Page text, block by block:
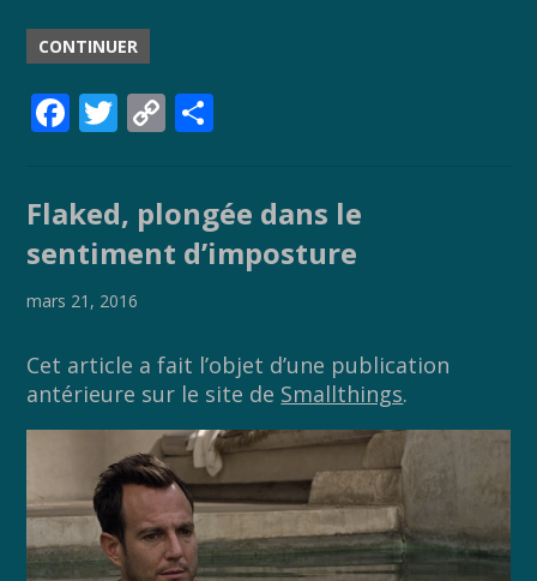
CONTINUER
F
e
b
o
o
T
itt
er
C
y
Li
ta
g
er
Flaked, plongée dans le
sentiment d’imposture
mars 21, 2016
Cet article a fait l’objet d’une publication
antérieure sur le site de Smallthings.